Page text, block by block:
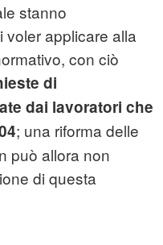
stanno
voler applicare alla
con ciò
di
dai lavoratori che
; una riforma delle
può allora non
di questa